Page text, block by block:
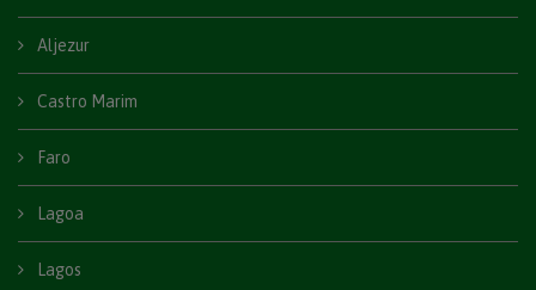
Aljezur
Castro Marim
Faro
Lagoa
Lagos